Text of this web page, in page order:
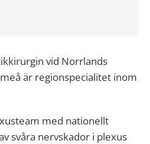
vid Norrlands
är regionspecialitet inom
med nationellt
svåra nervskador i plexus